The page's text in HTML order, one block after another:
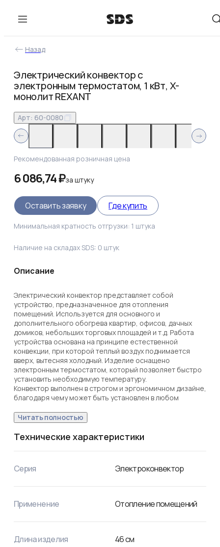
Назад
Электрический конвектор с
электронным термостатом, 1 кВт, Х-
монолит REXANT
Арт: 60-0080
Рекомендованная розничная цена
6 086,74 ₽за штуку
Оставить заявку Где купить
Минимальная кратность отгрузки: 1 штука
Наличие на складах SDS: 0 штук
Описание
Электрический конвектор представляет собой
устройство, предназначенное для отопления
помещений. Используется для основного и
дополнительного обогрева квартир, офисов, дачных
домиков, небольших торговых площадей и т.д. Работа
устройства основана на принципе естественной
конвекции, при которой теплый воздух поднимается
вверх, вытесняя холодный. Изделие оснащено
электронным термостатом, который позволяет быстро
установить необходимую температуру.
Конвектор выполнен в строгом и эргономичном дизайне,
благодаря чему может быть установлен в любом
Комплектация: шнур 1,2 м + ножки + крепление на стену.
Вес нетто: 3,3 кг.
Читать полностью
Технические характеристики
Серия Электроконвектор
Применение Отопление помещений
Длина изделия 46см